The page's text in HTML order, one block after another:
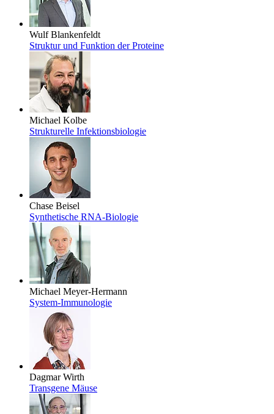
Wulf Blankenfeldt
Struktur und Funktion der Proteine
Michael Kolbe
Strukturelle Infektionsbiologie
Chase Beisel
Synthetische RNA-Biologie
Michael Meyer-Hermann
System-Immunologie
Dagmar Wirth
Transgene Mäuse